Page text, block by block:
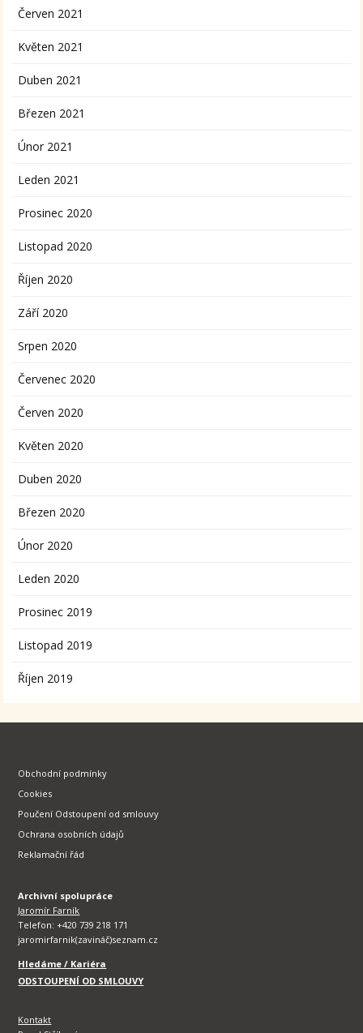
Červen 2021
Květen 2021
Duben 2021
Březen 2021
Únor 2021
Leden 2021
Prosinec 2020
Listopad 2020
Říjen 2020
Září 2020
Srpen 2020
Červenec 2020
Červen 2020
Květen 2020
Duben 2020
Březen 2020
Únor 2020
Leden 2020
Prosinec 2019
Listopad 2019
Říjen 2019
Obchodní podmínky
Cookies
Poučení Odstoupení od smlouvy
Ochrana osobních údajů
Reklamační řád
Archivní spolupráce
Jaromír Farník
Telefon: +420 739 218 171
jaromirfarnik(zavináč)seznam.cz
Hledáme / Kariéra
ODSTOUPENÍ OD SMLOUVY
Kontakt